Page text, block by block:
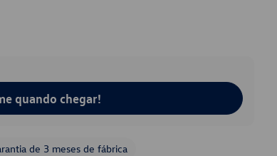
quando chegar!
de 3 meses de fábrica